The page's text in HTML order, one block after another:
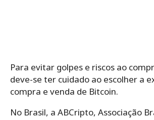
Para evitar golpes e riscos ao
deve-se ter cuidado ao escolher a
compra e venda de Bitcoin.
No Brasil, a ABCripto, Associação